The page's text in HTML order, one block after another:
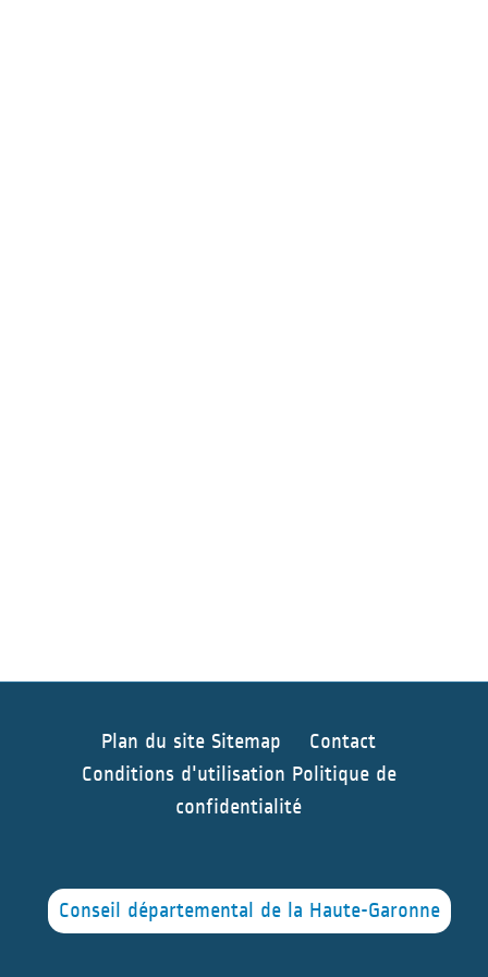
Plan du site Sitemap
Contact
Conditions d'utilisation Politique de
confidentialité
Conseil départemental de la Haute-Garonne